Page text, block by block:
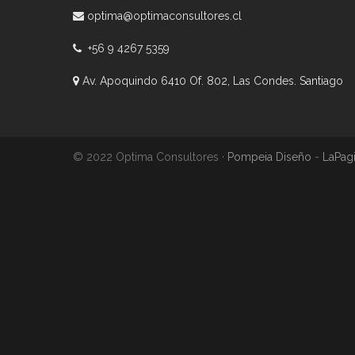
optima@optimaconsultores.cl
+56 9 4267 5359
Av. Apoquindo 6410 Of. 802, Las Condes. Santiago
© 2022 Optima Consultores · Pompeia Diseño -